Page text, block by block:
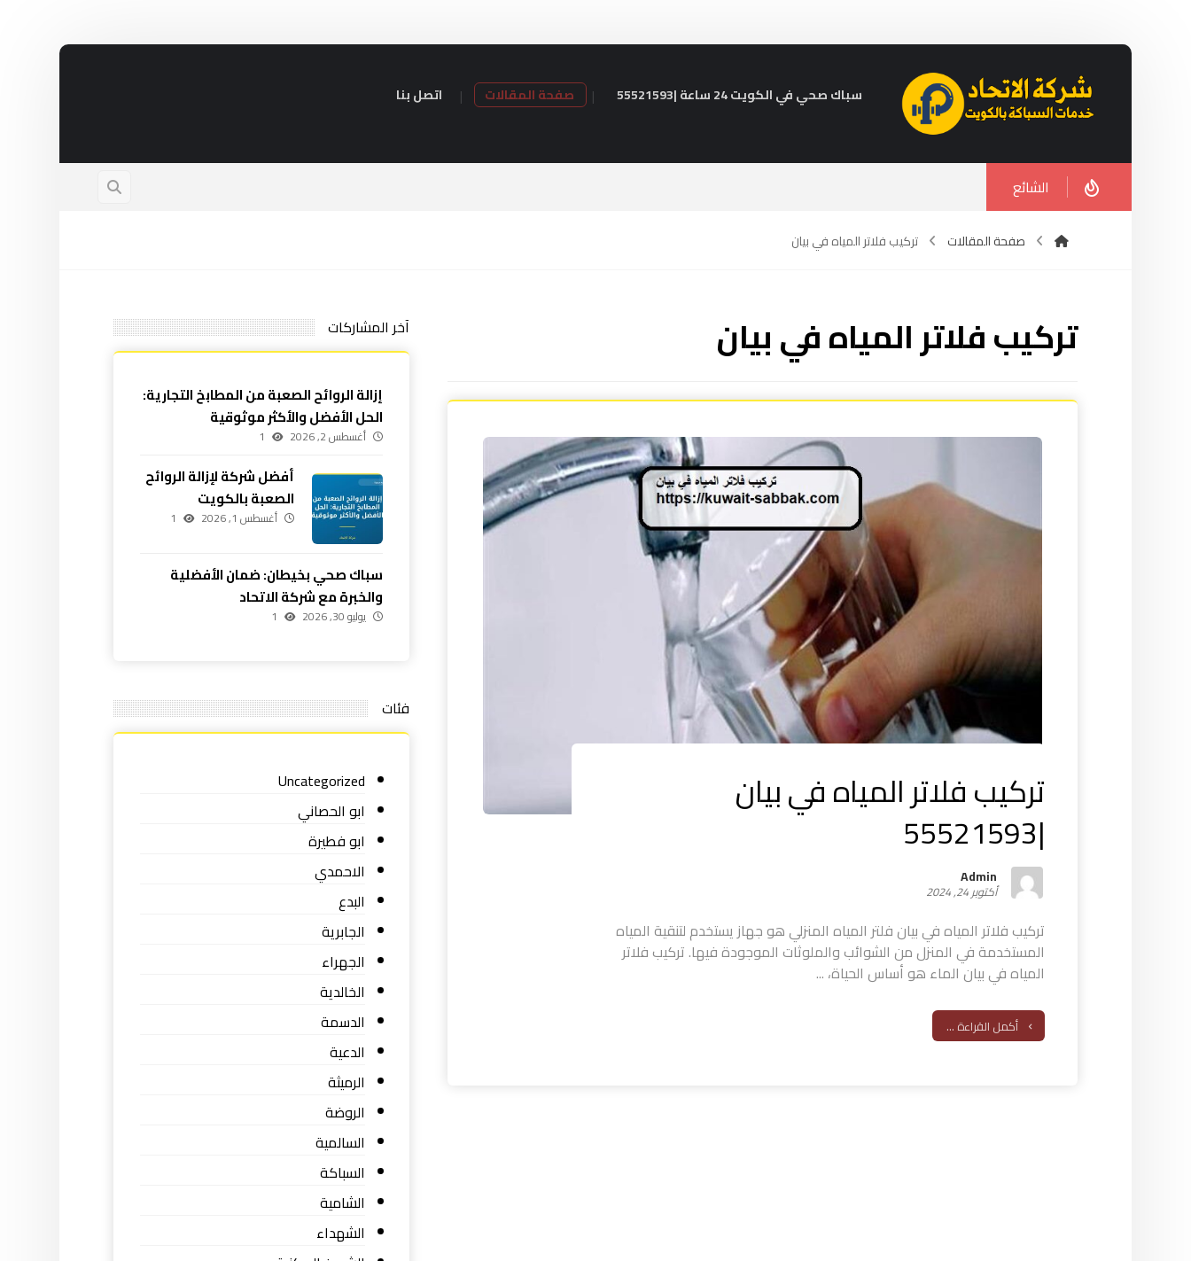
سباك صحي في الكويت 24 ساعة |55521593 صفحة المقالات اتصل بنا
الشائع
صفحة المقالات تركيب فلاتر المياه في بيان
تركيب فلاتر المياه في بيان
تركيب فلاتر المياه في بيان
|55521593
Admin
أكتوبر 24, 2024
تركيب فلاتر المياه في بيان فلتر المياه المنزلي هو جهاز يستخدم لتنقية المياه
المستخدمة في المنزل من الشوائب والملوثات الموجودة فيها. تركيب فلاتر
المياه في بيان الماء هو أساس الحياة، ...
أكمل القراءة ...
آخر المشاركات
إزالة الروائح الصعبة من المطابخ التجارية:
الحل الأفضل والأكثر موثوقية
أغسطس 2, 2026 1
أفضل شركة لإزالة الروائح
الصعبة بالكويت
أغسطس 1, 2026 1
سباك صحي بخيطان: ضمان الأفضلية
والخبرة مع شركة الاتحاد
يوليو 30, 2026 1
فئات
Uncategorized
ابو الحصاني
ابو فطيرة
الاحمدي
البدع
الجابرية
الجهراء
الخالدية
الدسمة
الدعية
الرميثة
الروضة
السالمية
السباكة
الشامية
الشهداء